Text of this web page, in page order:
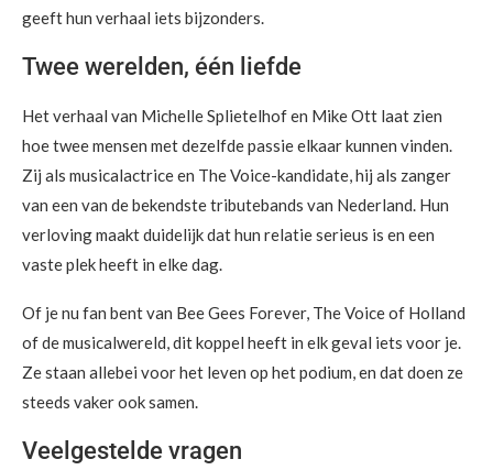
geeft hun verhaal iets bijzonders.
Twee werelden, één liefde
Het verhaal van Michelle Splietelhof en Mike Ott laat zien
hoe twee mensen met dezelfde passie elkaar kunnen vinden.
Zij als musicalactrice en The Voice-kandidate, hij als zanger
van een van de bekendste tributebands van Nederland. Hun
verloving maakt duidelijk dat hun relatie serieus is en een
vaste plek heeft in elke dag.
Of je nu fan bent van Bee Gees Forever, The Voice of Holland
of de musicalwereld, dit koppel heeft in elk geval iets voor je.
Ze staan allebei voor het leven op het podium, en dat doen ze
steeds vaker ook samen.
Veelgestelde vragen